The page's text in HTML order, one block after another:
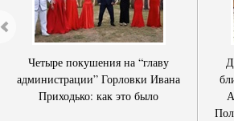
Четыре покушения на “главу
администрации” Горловки Ивана
Приходько: как это было